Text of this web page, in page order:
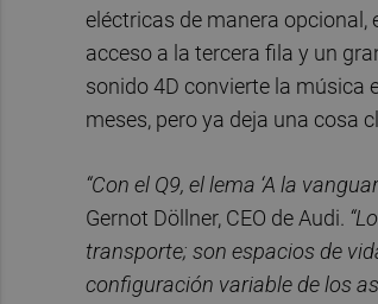
eléctricas de manera opcional,
acceso a la tercera fila y un
sonido 4D convierte la música
meses, pero ya deja una cosa
“Con el Q9, el lema ‘A la
Gernot Döllner, CEO de Audi.
transporte; son espacios de
configuración variable de los